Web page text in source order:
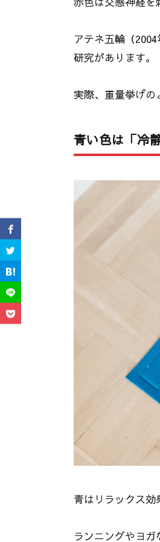
アテネ五輪（
研究があります。
実際、重量挙げの
青い色は「冷
青はリラックス効
ランニングやヨ